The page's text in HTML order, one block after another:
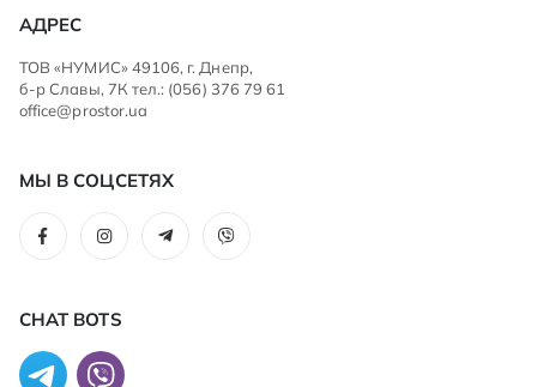
АДРЕС
ТОВ «НУМИС» 49106, г. Днепр,
б-р Славы, 7К тел.: (056) 376 79 61
office@prostor.ua
МЫ В СОЦСЕТЯХ
CHAT BOTS